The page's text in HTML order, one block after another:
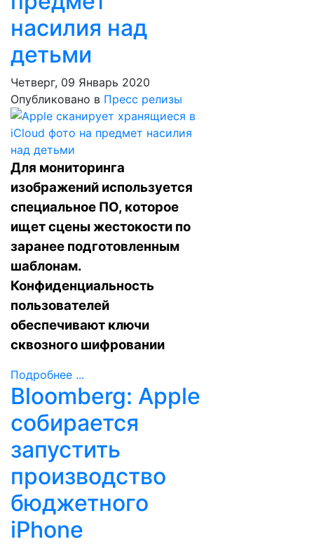
насилия над
детьми
Четверг, 09 Январь 2020
Опубликовано в Пресс релизы
Для мониторинга
изображений используется
специальное ПО, которое
ищет сцены жестокости по
заранее подготовленным
шаблонам.
Конфиденциальность
пользователей
обеспечивают ключи
сквозного шифровании
Подробнее ...
Bloomberg: Apple
собирается
запустить
производство
бюджетного
iPhone